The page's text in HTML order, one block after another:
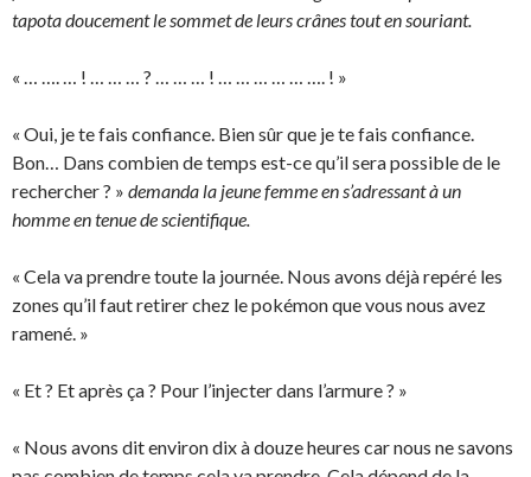
tapota doucement le sommet de leurs crânes tout en souriant.
« … …. … ! … … … ? … … … ! … … … … … …. ! »
« Oui, je te fais confiance. Bien sûr que je te fais confiance.
Bon… Dans combien de temps est-ce qu’il sera possible de le
rechercher ? » demanda la jeune femme en s’adressant à un
homme en tenue de scientifique.
« Cela va prendre toute la journée. Nous avons déjà repéré les
zones qu’il faut retirer chez le pokémon que vous nous avez
ramené. »
« Et ? Et après ça ? Pour l’injecter dans l’armure ? »
« Nous avons dit environ dix à douze heures car nous ne savons